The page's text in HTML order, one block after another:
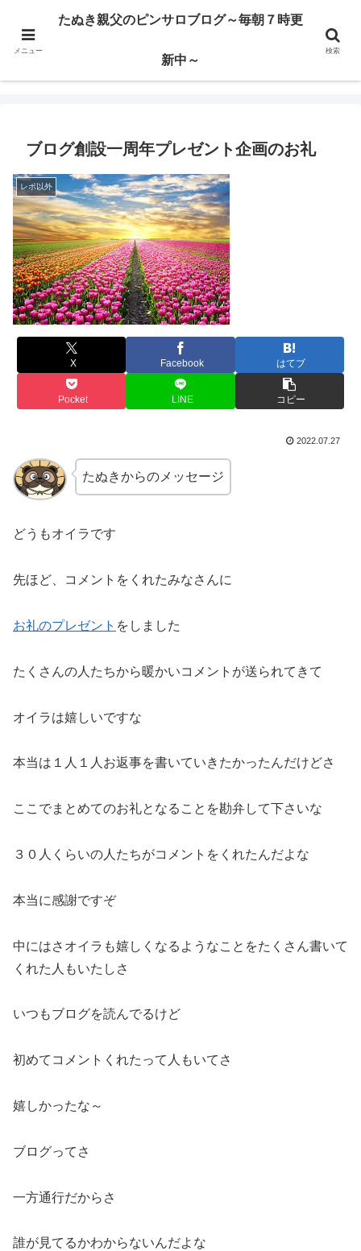
ハードサービス嬢を求めて3000回ピンサロで遊んだ親父
たぬき親父のピンサロブログ～毎朝７時更新中～
ブログ創設一周年プレゼント企画のお礼
レポ以外
X Facebook はてブ
Pocket LINE コピー
2022.07.27
たぬきからのメッセージ
どうもオイラです
先ほど、コメントをくれたみなさんに
お礼のプレゼント をしました
たくさんの人たちから暖かいコメントが送られてきて
オイラは嬉しいですな
本当は１人１人お返事を書いていきたかったんだけどさ
ここでまとめてのお礼となることを勘弁して下さいな
３０人くらいの人たちがコメントをくれたんだよな
本当に感謝ですぞ
中にはさオイラも嬉しくなるようなことをたくさん書いて
くれた人もいたしさ
いつもブログを読んでるけど
初めてコメントくれたって人もいてさ
嬉しかったな～
ブログってさ
一方通行だからさ
誰が見てるかわからないんだよな
メニュー
たぬき親父のピンサロブログ～毎朝７時更
新中～
検索